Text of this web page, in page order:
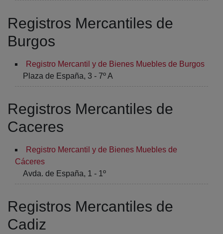
Registros Mercantiles de
Burgos
Registro Mercantil y de Bienes Muebles de Burgos
Plaza de España, 3 - 7º A
Registros Mercantiles de
Caceres
Registro Mercantil y de Bienes Muebles de
Cáceres
Avda. de España, 1 - 1º
Registros Mercantiles de
Cadiz